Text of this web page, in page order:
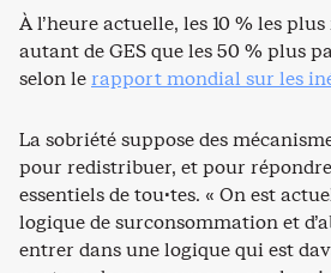
À l’heure actuelle, les 10 % les
autant de GES que les 50 % plus
selon lerapport mondial sur les
La sobriété suppose des
pour redistribuer, et pour
essentiels de tou·tes. « On est
logique de surconsommation et
entrer dans une logique qui est